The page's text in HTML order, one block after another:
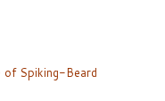
of Spiking-Beard